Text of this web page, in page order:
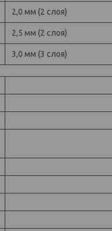
2,0 мм (2 слоя)
2,5 мм (2 слоя)
3,0 мм (3 слоя)